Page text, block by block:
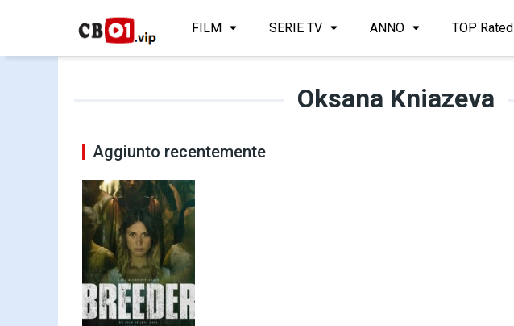
FILM SERIE TV ANNO TOP Rated
Oksana Kniazeva
Aggiunto recentemente